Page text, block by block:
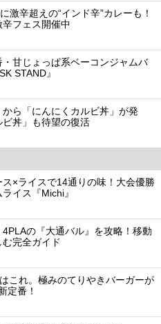
激辛超えの“インド辛”カレーも！
辛フェス開催中
甘じょっぱ系ベーコンジャムバ
STAND』
から「にんにくカルビ丼」が発
丼」も待望の復活
×ライスで14通りの味！大会優勝
イス『Michi』
4PLAの『大通バル』を攻略！移動
完全ガイド
これ。極みのてりやきバーガーが
定番！